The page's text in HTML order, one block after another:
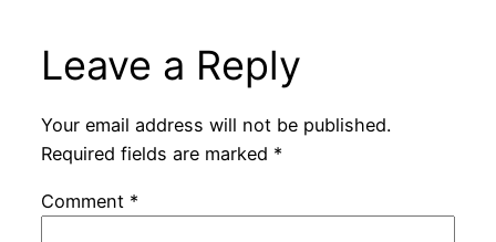
Leave a Reply
Your email address will not be published.
Required fields are marked *
Comment *